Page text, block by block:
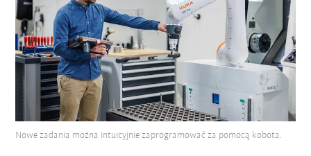
Nowe zadania można intuicyjnie zaprogramować za pomocą kobota.